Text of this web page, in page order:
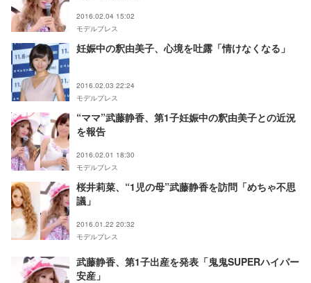
2016.02.04 15:02
モデルプレス
妊娠中の釈由美子、心境を吐露「情けなくなる」
2016.02.03 22:24
モデルプレス
“ママ”武藤静香、第1子妊娠中の釈由美子との近況
を報告
2016.02.01 18:30
モデルプレス
桜井莉菜、“1児の母”武藤静香を訪問「めちゃ不思
議」
2016.01.22 20:32
モデルプレス
武藤静香、第1子出産を発表「鬼鬼SUPERハイパー
安産」